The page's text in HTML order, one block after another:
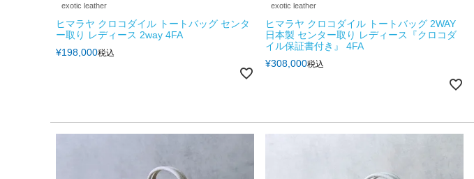
exotic leather
ヒマラヤ クロコダイル トートバッグ センタ
ー取り レディース 2way 4FA
¥198,000税込
exotic leather
ヒマラヤ クロコダイル トートバッグ 2WAY
日本製 センター取り レディース『クロコダ
イル保証書付き』 4FA
¥308,000税込